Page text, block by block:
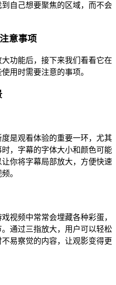
自己想要聚焦的区域，而不会
意事项
功能后，接下来我们看看它在
用时需要注意的事项。
是观看体验的重要一环，尤其
，字幕的字体大小和颜色可能
你将字幕局部放大，方便快速
。
视频中常常会埋藏各种彩蛋，
通过三指放大，用户可以轻松
易察觉的内容，让观影变得更